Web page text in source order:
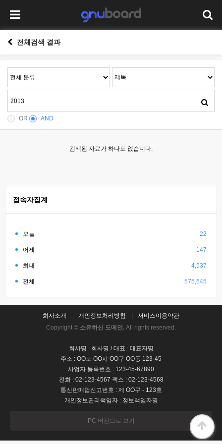
전체검색 결과
OR AND
검색된 자료가 하나도 없습니다.
접속자집계
오늘 22
어제 147
최대 4,537
전체 575,645
회사소개 개인정보처리방침
서비스이용약관
Copyright © 소유하신 도메인. All rights reserved.
회사명 : 회사명 / 대표 : 대표자명
주소 : OO도 OO시 OO구 OO동 123-45
사업자 등록번호 : 123-45-67890
전화 : 02-123-4567 팩스 : 02-123-4568
통신판매업신고번호 : 제 OO구 - 123호
개인정보관리책임자 : 정보책임자명
PC 버전으로 보기